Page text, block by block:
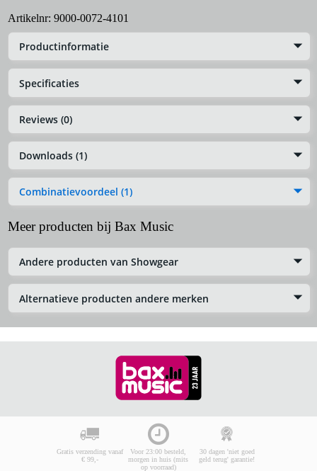
Artikelnr: 9000-0072-4101
Productinformatie
Specificaties
Reviews (0)
Downloads (1)
Combinatievoordeel (1)
Meer producten bij Bax Music
Andere producten van Showgear
Alternatieve producten andere merken
Gratis verzending vanaf
€ 99,-
Voor 23:00 besteld,
morgen in huis (mits
op voorraad)
30 dagen 'niet goed
geld terug' garantie!